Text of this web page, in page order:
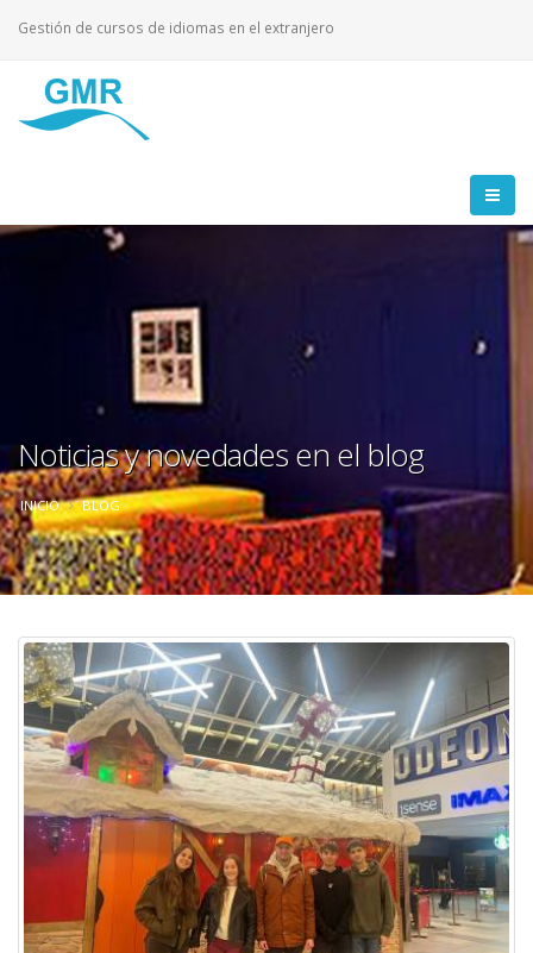
Gestión de cursos de idiomas en el extranjero
Noticias y novedades en el blog
INICIO BLOG